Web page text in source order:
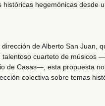
históricas hegemónicas desde
de Alberto San Juan,
talentoso cuarteto de músicos —
de Casas—, esta propuesta no
colectiva sobre temas